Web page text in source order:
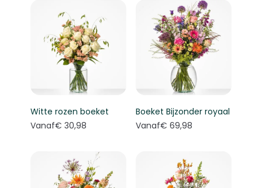
Witte rozen boeket
Vanaf€ 30,98
Boeket Bijzonder royaal
Vanaf€ 69,98